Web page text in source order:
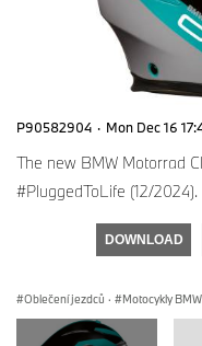
P90582904 · Mon Dec 16
The new BMW Motorrad
#PluggedToLife (12/2024).
DOWNLOAD
Oblečení jezdců · Motocykly